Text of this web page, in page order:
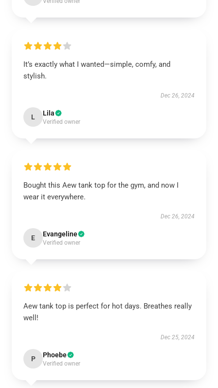
It’s exactly what I wanted—simple, comfy, and
stylish.
Dec 26, 2024
L Lila
Verified owner
Bought this Aew tank top for the gym, and now I
wear it everywhere.
Dec 26, 2024
E Evangeline
Verified owner
Aew tank top is perfect for hot days. Breathes really
well!
Dec 25, 2024
P Phoebe
Verified owner